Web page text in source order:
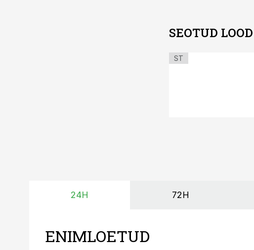
SEOTUD LOOD
ST
24H 72H
ENIMLOETUD